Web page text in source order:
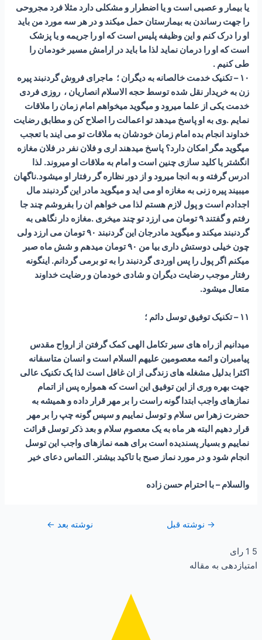
یا بیمار و عصبی است و یا اضطرار و مشکلی دارد مثلا فرد مجروحی
را جهت رساندن به بیمارستان حمل میکند و در هر سه مورد من باید
او را درک کنم و این وظیفه پلیس است که او را جریمه و یا پزشک
است که او را درمان نماید لذا ما باید در ارامش مسیر خودمان را
طی کنیم .
۱۰ – تکنیک خدمت خالصانه به دیگران ؛ ماجرای فروش گردنبند پیره
زن به خریدار نقل شده توسط حجه الاسلام انصاریان ، روزی فردی
خدمت یکی از علما میرود و میگوید میخواهم امام زمان را ملاقات
نمایم .وی به او پاسخ میدهد تو اعمالت را اصلاح کن و مطابق رضایت
خداوند انجام بده امام زمان خودشان به ملاقات تو می ایند با تعجب
میگوید مگر امکان دارد؟ پاسخ میدهند اری و فلان نفر در فلان مغازه
انگشتر یا کلید سازی چنین است و امام به ملاقات او میروند. لذا
ادرس گرفته و به انجا میرود و از دور نظاره گر رفتار او میشود.ناگهان
میبیند پیره زنی به مغازه او می اید و میگوید مادر این گردنبند مال
اجدادم است و پول لازم هستم لذا می خواهم ان را بفروشم چند جا
رفتم و گفتند ۹ تومان می ارزد تو چند میخری .مغازه دار نگاهی به
گردنبند میکند و میگوید مادرجان این گردنبند ۹۰ تومان می ارزد ولی
چون خیلی دوستش داری بیا من ۹۰ تومان میدهم و شش ماه صبر
میکنم اگر پول را پس اوردی گردنبند را به تو برمی گردانم. اینگونه
رفتار موجب رضایت دیگران و شادی خودمان و رضایت خداوند
متعال میشود.
۱۱ – تکنیک توفیق توسل دائم ؛
میدانیم از راه های سیر تکامل الهی کمک گرفتن از ارواح مقدس
پیامبران و ائمه معصومین علیهم السلام است و انسان متاسفانه
اکثرا بدلیل مشغله های زندگی از ان غافل است لذا یک تکنیک عالی
جهت بهره وری از این توفیق این است که همواره پس از اتمام
نمازهای واجب ابتدا گونه راست را بر مهر قرار داده و همیشه به
حضرت زهرا س سلام و توسل نماییم و سپس گونه چپ را بر مهر
قرار دهیم البته هر ماه به یک معصوم سلام و بعد ذکر توسل قرائت
نماییم و بسیار پسندیده است برای همه نمازهای واجب این توسل
انجام شود و در مورد نماز صبح با تاکید بیشتر. التماس دعای خیر
والسلام – با احترام حسن زاده
→ نوشته قبل نوشته بعد ←
5
1 رای
امتیازدهی به مقاله